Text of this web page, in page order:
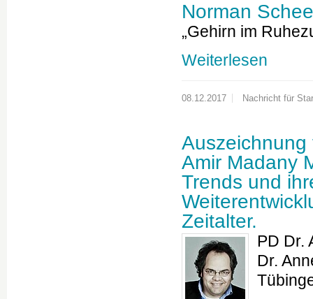
Norman
„Gehirn im
Weiterlesen
08.12.2017 Nachricht für
Amir Madany
Trends und
Zeitalter.
PD Dr.
Dr.